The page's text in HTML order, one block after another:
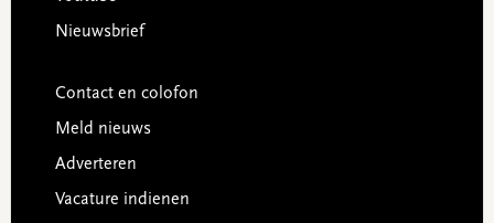
Nieuwsbrief
Contact en colofon
Meld nieuws
Adverteren
Vacature indienen